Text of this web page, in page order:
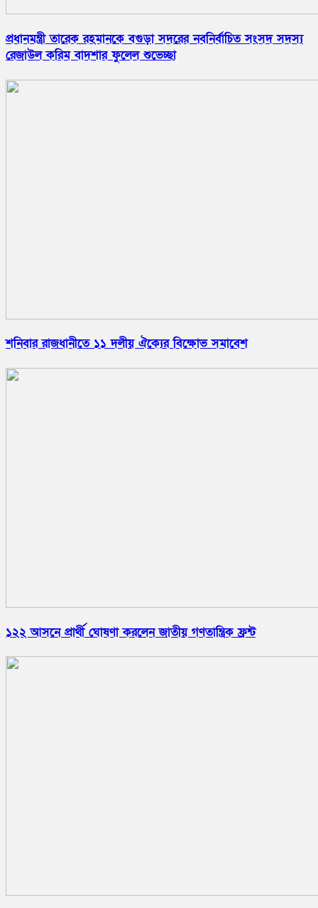
প্রধানমন্ত্রী তারেক রহমানকে বগুড়া সদরের নবনির্বাচিত সংসদ সদস্য
রেজাউল করিম বাদশার ফুলেল শুভেচ্ছা
শনিবার রাজধানীতে ১১ দলীয় ঐক্যের বিক্ষোভ সমাবেশ
১২২ আসনে প্রার্থী ঘোষণা করলেন জাতীয় গণতান্ত্রিক ফ্রন্ট